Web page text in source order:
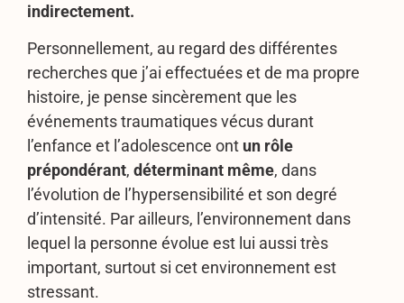
indirectement.
Personnellement, au regard des différentes
recherches que j’ai effectuées et de ma propre
histoire, je pense sincèrement que les
événements traumatiques vécus durant
l’enfance et l’adolescence ont un rôle
prépondérant, déterminant même, dans
l’évolution de l’hypersensibilité et son degré
d’intensité. Par ailleurs, l’environnement dans
lequel la personne évolue est lui aussi très
important, surtout si cet environnement est
stressant.